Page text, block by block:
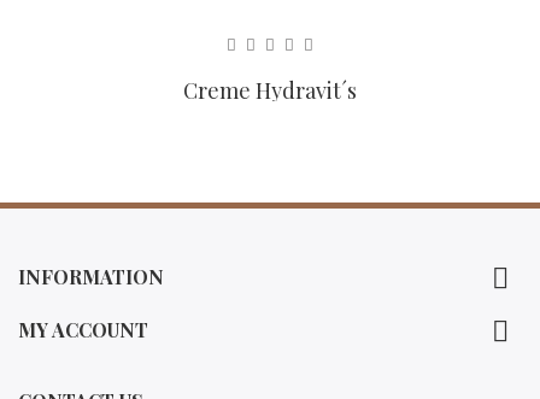
Creme Hydravit´s
INFORMATION 
MY ACCOUNT 